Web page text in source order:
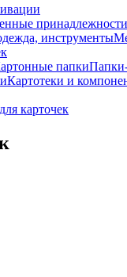
принадлежности
инструменты
папки
Картотеки и
карточек